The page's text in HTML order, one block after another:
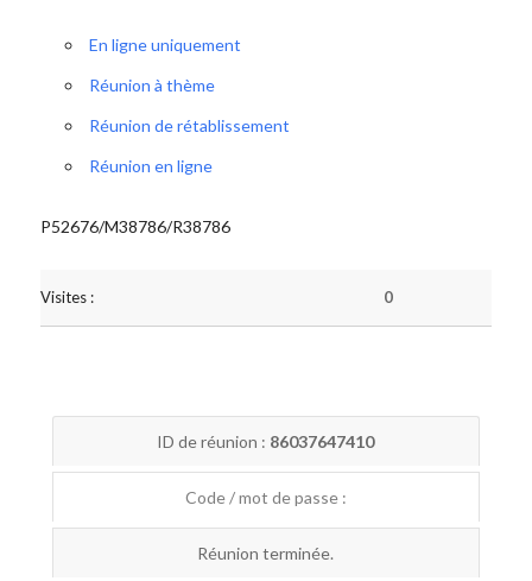
En ligne uniquement
Réunion à thème
Réunion de rétablissement
Réunion en ligne
P52676/M38786/R38786
Visites : 0
ID de réunion : 86037647410
Code / mot de passe :
Réunion terminée.